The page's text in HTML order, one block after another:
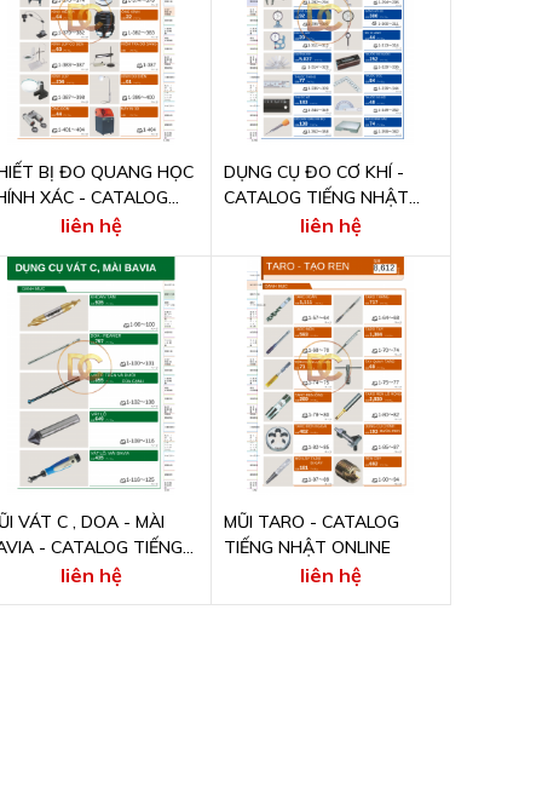
BỊ ĐO QUANG HỌC
XÁC - CATALOG
NHẬT ONLINE
liên hệ
DỤNG CỤ ĐO CƠ KHÍ -
CATALOG TIẾNG NHẬT
liên hệ
VÁT C , DOA - MÀI
- CATALOG TIẾNG
ONLINEliên hệ
MŨI TARO - CATALOG
TIẾNG NHẬT ONLINE
liên hệ